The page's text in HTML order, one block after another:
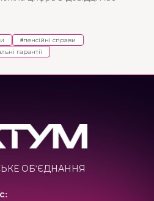
#пенсійні справи
гарантії
ОБ'ЄДНАННЯ
: